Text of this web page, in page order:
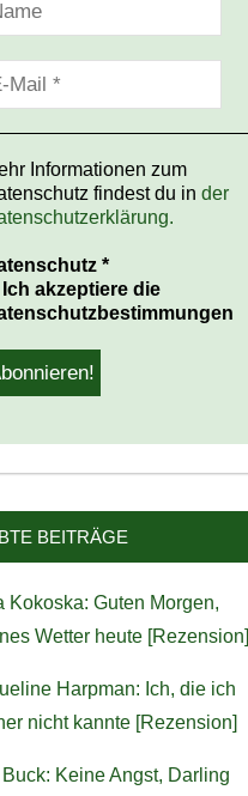
Informationen zum
findest du in der
*
akzeptiere die
BEITRÄGE
Kokoska: Guten Morgen,
Wetter heute [Rezension]
Harpman: Ich, die ich
nicht kannte [Rezension]
Keine Angst, Darling